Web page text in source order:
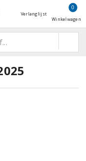
Verlanglijst
0
Winkelwagen